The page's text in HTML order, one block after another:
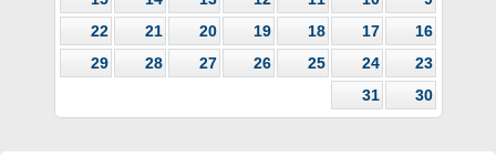
16
17
18
19
20
21
22
23
24
25
26
27
28
29
30
31